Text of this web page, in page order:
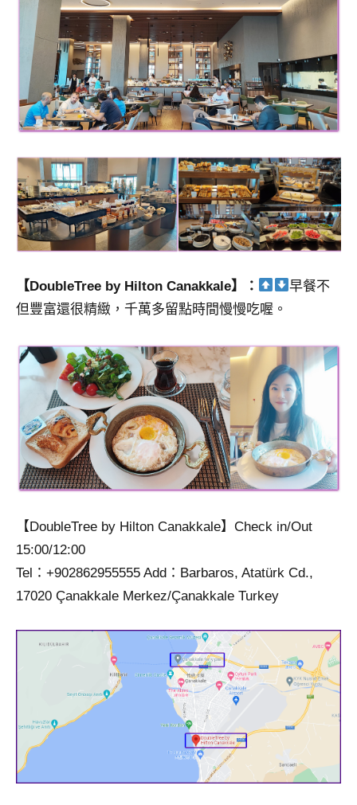
【DoubleTree by Hilton Canakkale】：
早餐不
但豐富還很精緻，千萬多留點時間慢慢吃喔。
【DoubleTree by Hilton Canakkale】Check in/Out
15:00/12:00
Tel：+902862955555 Add：Barbaros, Atatürk Cd.,
17020 Çanakkale Merkez/Çanakkale Turkey